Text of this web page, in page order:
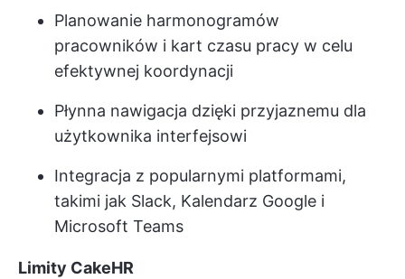
Planowanie harmonogramów
pracowników i kart czasu pracy w celu
efektywnej koordynacji
Płynna nawigacja dzięki przyjaznemu dla
użytkownika interfejsowi
Integracja z popularnymi platformami,
takimi jak Slack, Kalendarz Google i
Microsoft Teams
Limity CakeHR